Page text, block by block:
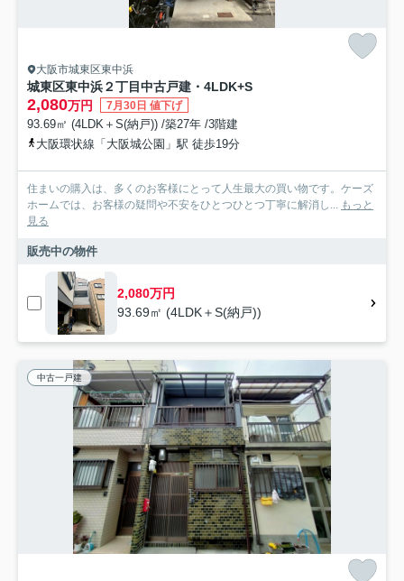
大阪市城東区東中浜
城東区東中浜２丁目中古戸建・4LDK+S
2,080万円 7月30日 値下げ
93.69㎡ (4LDK＋S(納戸)) /築27年 /3階建
大阪環状線「大阪城公園」駅 徒歩19分
住まいの購入は、多くのお客様にとって人生最大の買い物です。ケーズ
ホームでは、お客様の疑問や不安をひとつひとつ丁寧に解消し... もっと
見る
販売中の物件
2,080万円
93.69㎡ (4LDK＋S(納戸))
中古一戸建